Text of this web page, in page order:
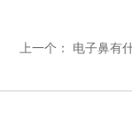
上一个： 电子鼻有